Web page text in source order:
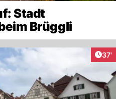
Stadt
Brüggli
37'